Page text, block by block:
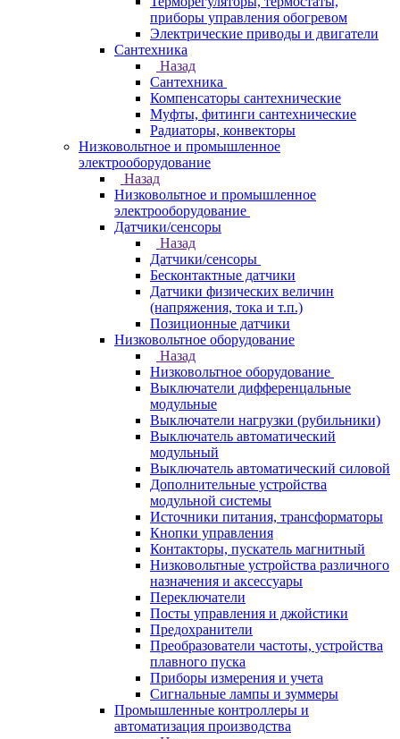
приборы управления обогревом
Электрические приводы и двигатели
Сантехника
Назад
Сантехника
Компенсаторы сантехнические
Муфты, фитинги сантехнические
Радиаторы, конвекторы
Низковольтное и промышленное
электрооборудование
Назад
Низковольтное и промышленное
электрооборудование
Датчики/сенсоры
Назад
Датчики/сенсоры
Бесконтактные датчики
Датчики физических величин
(напряжения, тока и т.п.)
Позиционные датчики
Низковольтное оборудование
Назад
Низковольтное оборудование
Выключатели дифференцальные
модульные
Выключатели нагрузки (рубильники)
Выключатель автоматический
модульный
Выключатель автоматический силовой
Дополнительные устройства
модульной системы
Источники питания, трансформаторы
Кнопки управления
Контакторы, пускатель магнитный
Низковольтные устройства различного
назначения и аксессуары
Переключатели
Посты управления и джойстики
Предохранители
Преобразователи частоты, устройства
плавного пуска
Приборы измерения и учета
Сигнальные лампы и зуммеры
Промышленные контроллеры и
автоматизация производства